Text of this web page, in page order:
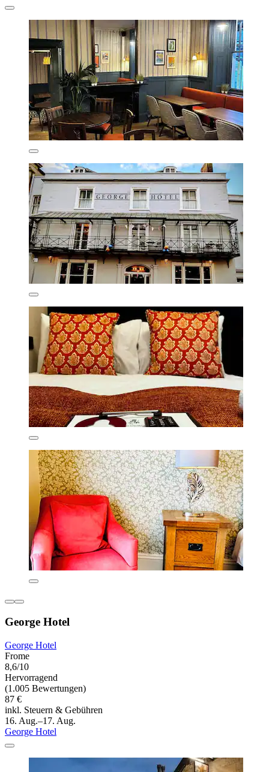
George Hotel
George Hotel
Frome
8,6/10
Hervorragend
(1.005 Bewertungen)
87 €
inkl. Steuern & Gebühren
16. Aug.–17. Aug.
George Hotel